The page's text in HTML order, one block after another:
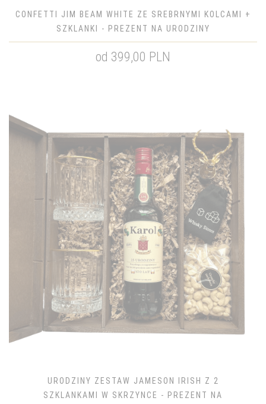
CONFETTI JIM BEAM WHITE ZE SREBRNYMI KOLCAMI +
SZKLANKI - PREZENT NA URODZINY
od 399,00 PLN
URODZINY ZESTAW JAMESON IRISH Z 2
SZKLANKAMI W SKRZYNCE - PREZENT NA